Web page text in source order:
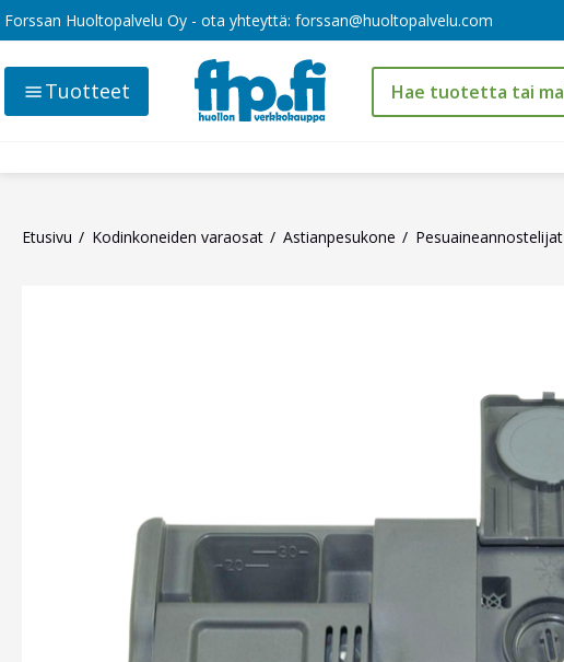
Forssan Huoltopalvelu Oy - ota yhteyttä: forssan@huoltopalvelu.com
Tuotteet
Etusivu Kodinkoneiden varaosat Astianpesukone Pesuaineannostelijat